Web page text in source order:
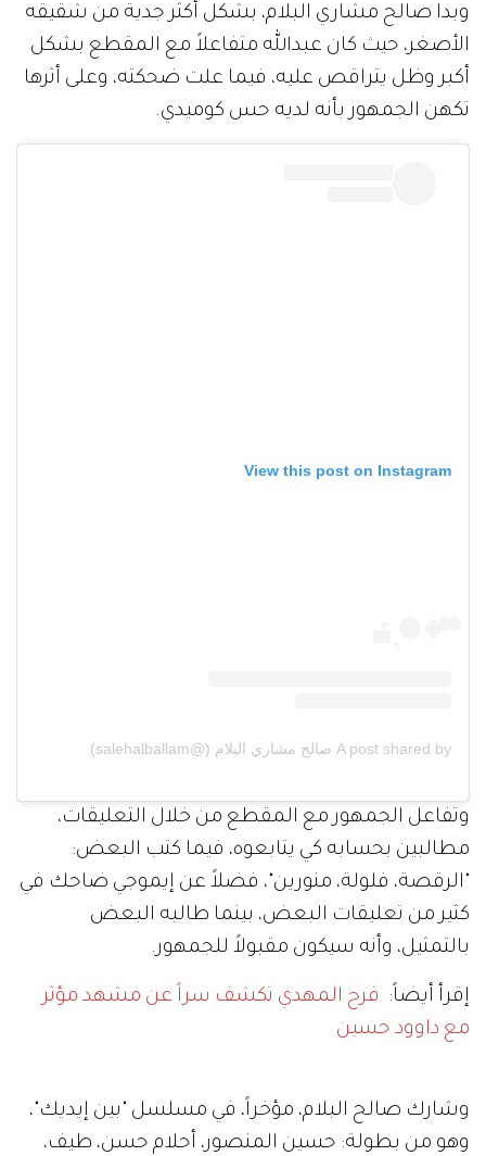
وبدا صالح مشاري البلام، بشكل أكثر جدية من شقيقه
الأصغر، حيث كان عبدالله متفاعلاً مع المقطع بشكل
أكبر وظل يتراقص عليه، فيما علت ضحكته، وعلى أثرها
تكهن الجمهور بأنه لديه حس كوميدي.
View this post on Instagram
A post shared by صالح مشاري البلام (@salehalballam)
وتفاعل الجمهور مع المقطع من خلال التعليقات،
مطالبين بحسابه كي يتابعوه، فيما كتب البعض:
"الرقصة، فلولة، منورين"، فضلاً عن إيموجي ضاحك في
كثير من تعليقات البعض، بينما طالبه البعض
بالتمثيل، وأنه سيكون مقبولاً للجمهور.
إقرأ أيضاً: فرح المهدي تكشف سراً عن مشهد مؤثر
مع داوود حسين
وشارك صالح البلام، مؤخراً، في مسلسل "بين إيديك"،
وهو من بطولة: حسين المنصور، أحلام حسن، طيف،